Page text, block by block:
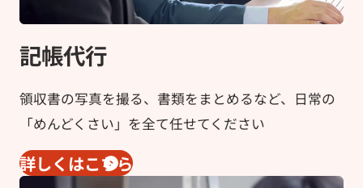
記帳代行
領収書の写真を撮る、書類をまとめるなど、日常の
「めんどくさい」を全て任せてください
詳しくはこちら